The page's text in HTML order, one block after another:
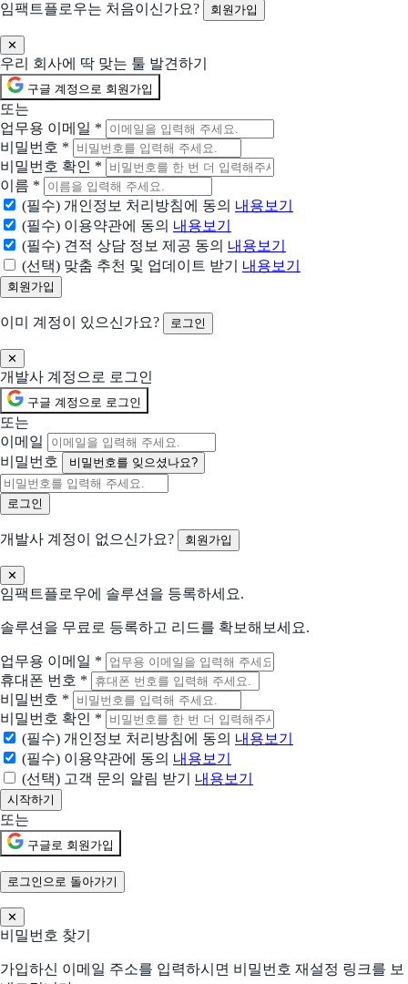
더욱 효과적인 작업 방식
선택한 업체들과 함께 비교 제안을 받아볼 수 있어요
카카오워크
노션
문서·프로젝트를 한 곳에 모으는 올인원 협업 워크스페이스
Zoom
제한 없는 소통을 위한 하나의 플랫폼
국내 최초 AI가 탑재된 나만의 업무비서 협업툴 플로우
Teams
채팅, 모임 및 공동 작업 서비스
jira
이슈 및 프로젝트 추적 소프트웨어
Microsoft 365
잔디
37만 팀의 협업툴 JANDI
알로
목표 달성에 집중된 프로젝트 관리, 협업 솔루션
Google Workspace
더욱 효과적인 작업 방식
현재 어떤 상황이신가요?
도입상황을 선택해 주세요.
신규 유입 검토중
기존 솔루션을 대체하려고 함
임팩트플로우는 처음이신가요? 회원가입
✕
우리 회사에 딱 맞는 툴 발견하기
구글 계정으로 회원가입
또는
업무용 이메일 *
비밀번호 *
비밀번호 확인 *
이름 *
(필수) 개인정보 처리방침에 동의 내용보기
(필수) 이용약관에 동의 내용보기
(필수) 견적 상담 정보 제공 동의 내용보기
(선택) 맞춤 추천 및 업데이트 받기
내용보기
이미 계정이 있으신가요? 로그인
✕
개발사 계정으로 로그인
구글 계정으로 로그인
또는
이메일
비밀번호
비밀번호를 잊으셨나요?
개발사 계정이 없으신가요? 회원가입
✕
임팩트플로우에 솔루션을 등록하세요.
솔루션을 무료로 등록하고 리드를 확보해보세요.
업무용 이메일 *
휴대폰 번호 *
비밀번호 *
비밀번호 확인 *
(필수) 개인정보 처리방침에 동의 내용보기
(필수) 이용약관에 동의 내용보기
(선택) 고객 문의 알림 받기
내용보기
또는
구글로 회원가입
로그인으로 돌아가기
✕
비밀번호 찾기
가입하신 이메일 주소를 입력하시면 비밀번호 재설정 링크를 보